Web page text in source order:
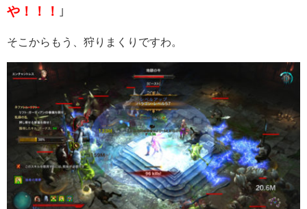
や！！！
｣
そこからもう、狩りまくりですわ。